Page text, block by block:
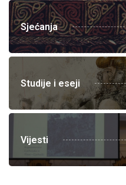
Sjećanja
Studije i eseji
Vijesti